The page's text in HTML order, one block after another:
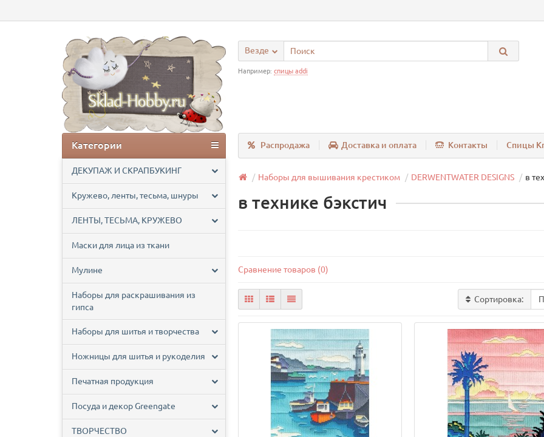
Везде
Например: спицы addi
Распродажа Доставка и оплата Контакты Спицы
Категории
ДЕКУПАЖ И СКРАПБУКИНГ
Кружево, ленты, тесьма, шнуры
ЛЕНТЫ, ТЕСЬМА, КРУЖЕВО
Маски для лица из ткани
Мулине
Наборы для раскрашивания из
гипса
Наборы для шитья и творчества
Ножницы для шитья и рукоделия
Печатная продукция
Посуда и декор Greengate
ТВОРЧЕСТВО
Наборы для вышивания крестиком DERWENTWATER DESIGNS в
в технике бэкстич
Сравнение товаров (0)
Сортировка: